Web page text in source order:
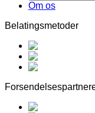
Om os
Belatingsmetoder